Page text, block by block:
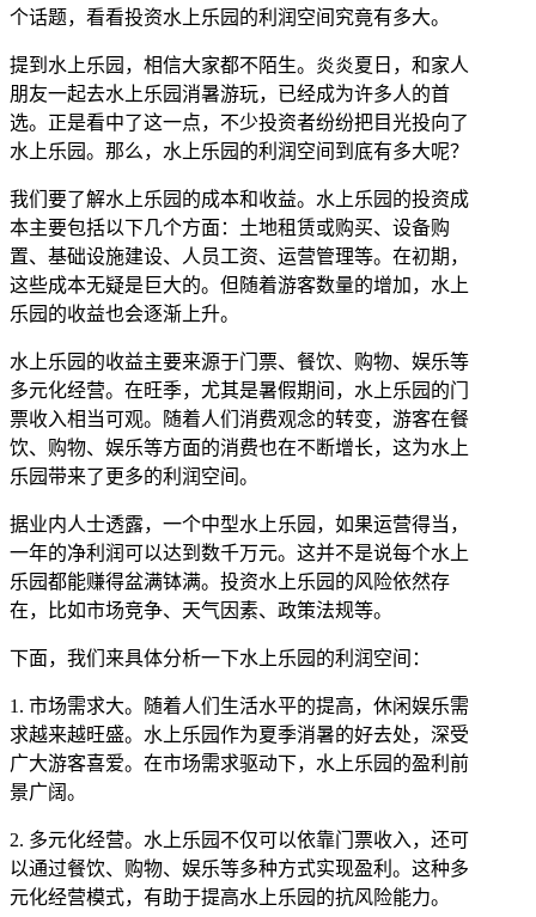
个话题，看看投资水上乐园的利润空间究竟有多大。
提到水上乐园，相信大家都不陌生。炎炎夏日，和家人
朋友一起去水上乐园消暑游玩，已经成为许多人的首
选。正是看中了这一点，不少投资者纷纷把目光投向了
水上乐园。那么，水上乐园的利润空间到底有多大呢？
我们要了解水上乐园的成本和收益。水上乐园的投资成
本主要包括以下几个方面：土地租赁或购买、设备购
置、基础设施建设、人员工资、运营管理等。在初期，
这些成本无疑是巨大的。但随着游客数量的增加，水上
乐园的收益也会逐渐上升。
水上乐园的收益主要来源于门票、餐饮、购物、娱乐等
多元化经营。在旺季，尤其是暑假期间，水上乐园的门
票收入相当可观。随着人们消费观念的转变，游客在餐
饮、购物、娱乐等方面的消费也在不断增长，这为水上
乐园带来了更多的利润空间。
据业内人士透露，一个中型水上乐园，如果运营得当，
一年的净利润可以达到数千万元。这并不是说每个水上
乐园都能赚得盆满钵满。投资水上乐园的风险依然存
在，比如市场竞争、天气因素、政策法规等。
下面，我们来具体分析一下水上乐园的利润空间：
1. 市场需求大。随着人们生活水平的提高，休闲娱乐需
求越来越旺盛。水上乐园作为夏季消暑的好去处，深受
广大游客喜爱。在市场需求驱动下，水上乐园的盈利前
景广阔。
2. 多元化经营。水上乐园不仅可以依靠门票收入，还可
以通过餐饮、购物、娱乐等多种方式实现盈利。这种多
元化经营模式，有助于提高水上乐园的抗风险能力。